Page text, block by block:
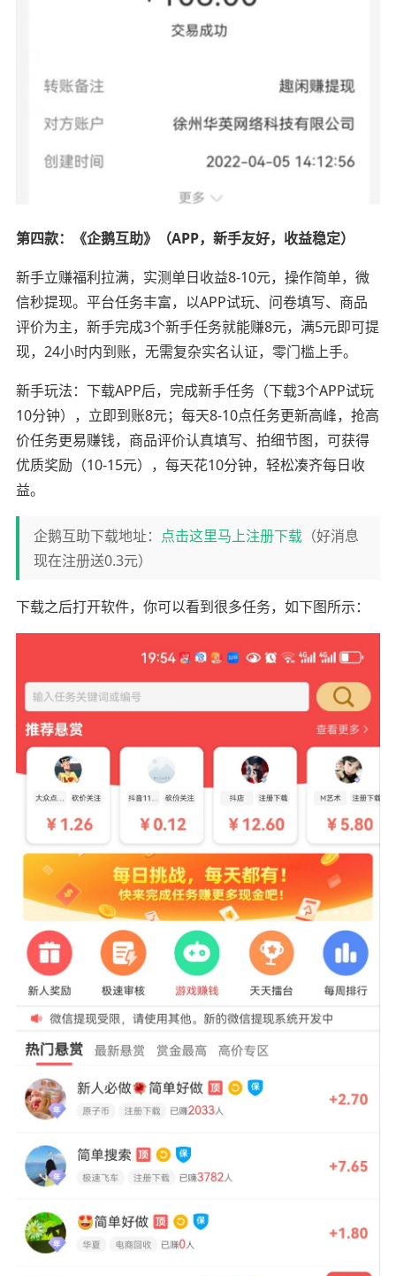
第四款：《企鹅互助》（APP，新手友好，收益稳定）
新手立赚福利拉满，实测单日收益8-10元，操作简单，微
信秒提现。平台任务丰富，以APP试玩、问卷填写、商品
评价为主，新手完成3个新手任务就能赚8元，满5元即可提
现，24小时内到账，无需复杂实名认证，零门槛上手。
新手玩法：下载APP后，完成新手任务（下载3个APP试玩
10分钟），立即到账8元；每天8-10点任务更新高峰，抢高
价任务更易赚钱，商品评价认真填写、拍细节图，可获得
优质奖励（10-15元），每天花10分钟，轻松凑齐每日收
益。
企鹅互助下载地址： 点击这里马上注册下载（好消息
现在注册送0.3元）
下载之后打开软件，你可以看到很多任务，如下图所示：